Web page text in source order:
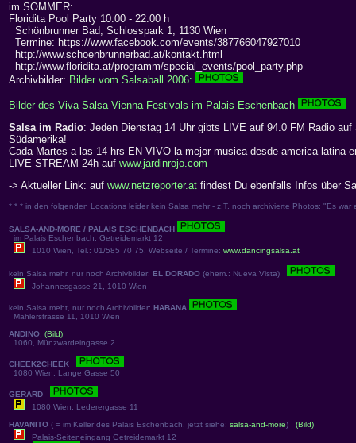
im SOMMER:
Floridita Pool Party 10:00 - 22:00 h
Schönbrunner Bad, Schlosspark 1, 1130 Wien
Termine: https://www.facebook.com/events/387766047927010
http://www.schoenbrunnerbad.at/kontakt.html
http://www.floridita.at/programm/special_events/pool_party.php
Archivbilder: Bilder vom Salsaball 2006:
Bilder des Viva Salsa Vienna Festivals im Palais Eschenbach
Salsa im Radio: Jeden Dienstag 14 Uhr gibts LIVE auf 94.0 FM Radio
Südamerika!
Cada Martes a las 14 hrs EN VIVO la mejor musica desde america latina
LIVE STREAM 24h auf www.jardinrojo.com
-> Aktueller Link: auf www.netzreporter.at findest Du ebenfalls Infos über
* * * in den folgenden Locations leider kein Salsa mehr - z.T. noch archivierte Photos: "Es war
SALSA-AND-MORE / PALAIS ESCHENBACH
im Palais Eschenbach, Getreidemarkt 12
1010 Wien, Tel.: 01/585 70 75, Webseite / Termine: www.dancingsalsa.at
kein Salsa mehr, nur noch Archivbilder: EL DORADO (ehem.: Nueva Vista)
Johannesgasse 21, 1010 Wien
kein Salsa meht, nur noch Archivbilder: HABANA
Mahlerstrasse 11, 1010 Wien
ANDINO, (Bild)
1060, Münzwardeingasse 2
CHEEK2CHEEK
1080 Wien, Lange Gasse 50
GERARD
1080 Wien, Lederergasse 11
HAVANITO ( = im Keller des Palais Eschenbach, jetzt siehe: salsa-and-more) (Bild)
Palais-Seiteneingang Getreidemarkt 12